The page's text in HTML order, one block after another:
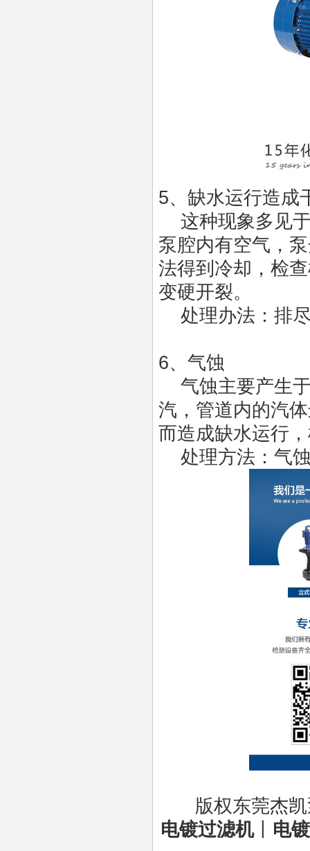
5、缺水运行造成
这种现象多见于
泵腔内有空气，
法得到冷却，检
变硬开裂。
处理办法：排
6、气蚀
气蚀主要产生于
汽，管道内的汽
而造成缺水运行
处理方法：气
版权东莞杰
电镀过滤机丨 电